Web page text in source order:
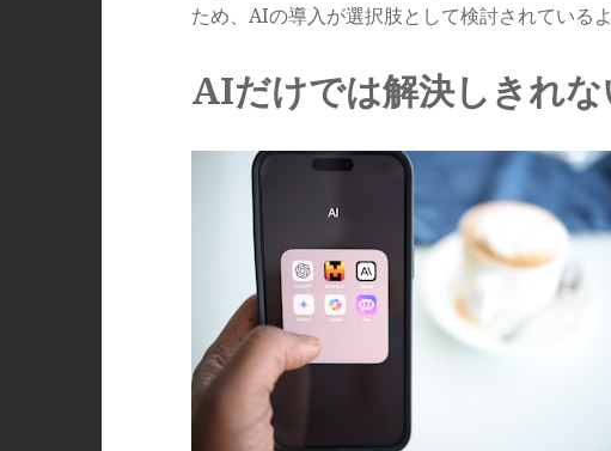
ため、AIの導入が選択肢として検討されているよ
AIだけでは解決しきれ